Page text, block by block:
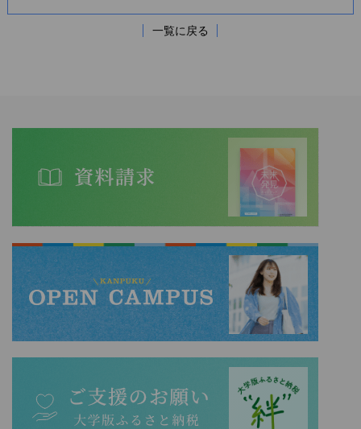
一覧に戻る